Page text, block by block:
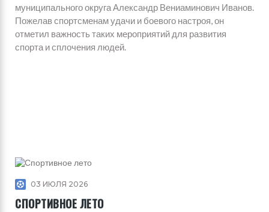
муниципального округа Александр Вениаминович Иванов.
Пожелав спортсменам удачи и боевого настроя, он
отметил важность таких мероприятий для развития
спорта и сплочения людей.
03 ИЮЛЯ 2026
СПОРТИВНОЕ ЛЕТО